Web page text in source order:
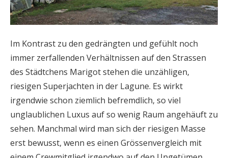
Im Kontrast zu den gedrängten und gefühlt noch
immer zerfallenden Verhältnissen auf den Strassen
des Städtchens Marigot stehen die unzähligen,
riesigen Superjachten in der Lagune. Es wirkt
irgendwie schon ziemlich befremdlich, so viel
unglaublichen Luxus auf so wenig Raum angehäuft zu
sehen. Manchmal wird man sich der riesigen Masse
erst bewusst, wenn es einen Grössenvergleich mit